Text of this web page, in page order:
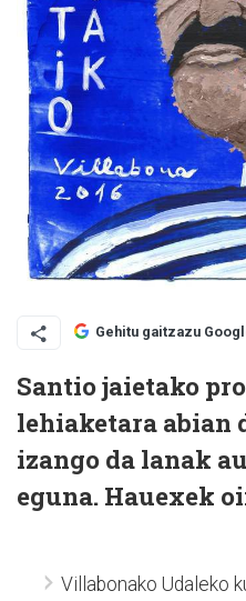
Gehitu gaitzazu
Santio jaietako
lehiaketara abian
izango da lanak
eguna. Hauexek
Villabonako Udaleko